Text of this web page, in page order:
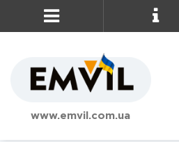
www.emvil.com.ua